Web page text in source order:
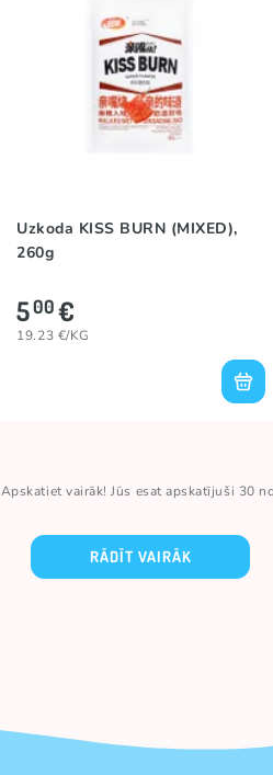
Uzkoda KISS BURN (MIXED),
260g
500€
19.23 €/KG
Apskatiet vairāk! Jūs esat apskatījuši 30
RĀDĪT VAIRĀK